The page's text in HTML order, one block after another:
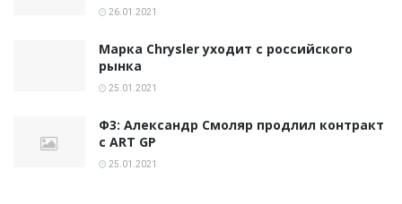
26.01.2021
Марка Chrysler уходит с российского
рынка
25.01.2021
Ф3: Александр Смоляр продлил контракт
с ART GP
25.01.2021